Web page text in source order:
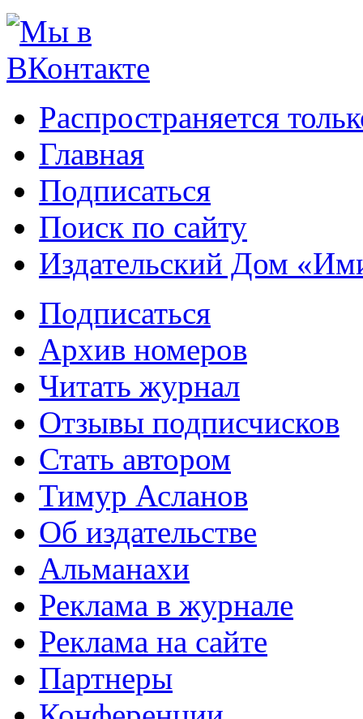
Распространяется
Главная
Подписаться
Поиск по сайту
Издательский Дом
Подписаться
Архив номеров
Читать журнал
Отзывы подписчисков
Стать автором
Тимур Асланов
Об издательстве
Альманахи
Реклама в журнале
Реклама на сайте
Партнеры